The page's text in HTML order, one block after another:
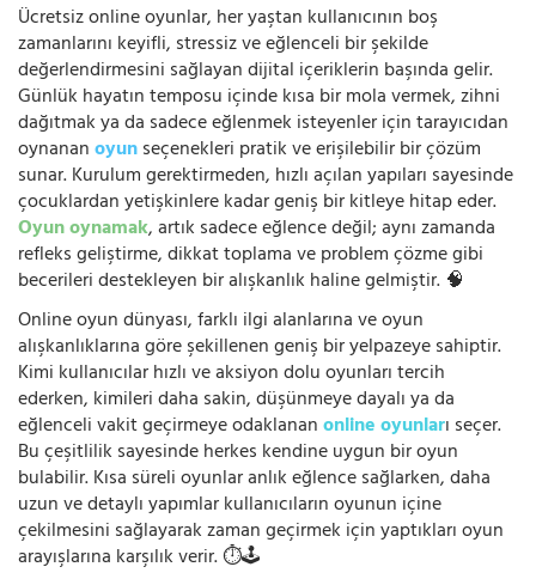
Ücretsiz online oyunlar, her yaştan kullanıcının boş
zamanlarını keyifli, stressiz ve eğlenceli bir şekilde
değerlendirmesini sağlayan dijital içeriklerin başında gelir.
Günlük hayatın temposu içinde kısa bir mola vermek, zihni
dağıtmak ya da sadece eğlenmek isteyenler için tarayıcıdan
oynananoyunseçenekleri pratik ve erişilebilir bir çözüm
sunar. Kurulum gerektirmeden, hızlı açılan yapıları sayesinde
çocuklardan yetişkinlere kadar geniş bir kitleye hitap eder.
Oyun oynamak, artık sadece eğlence değil; aynı zamanda
refleks geliştirme, dikkat toplama ve problem çözme gibi
becerileri destekleyen bir alışkanlık haline gelmiştir. 🧠
Online oyun dünyası, farklı ilgi alanlarına ve oyun
alışkanlıklarına göre şekillenen geniş bir yelpazeye sahiptir.
Kimi kullanıcılar hızlı ve aksiyon dolu oyunları tercih
ederken, kimileri daha sakin, düşünmeye dayalı ya da
eğlenceli vakit geçirmeye odaklananonline oyunları seçer.
Bu çeşitlilik sayesinde herkes kendine uygun bir oyun
bulabilir. Kısa süreli oyunlar anlık eğlence sağlarken, daha
uzun ve detaylı yapımlar kullanıcıların oyunun içine
çekilmesini sağlayarak zaman geçirmek için yaptıkları oyun
arayışlarına karşılık verir. ⏱️🕹️